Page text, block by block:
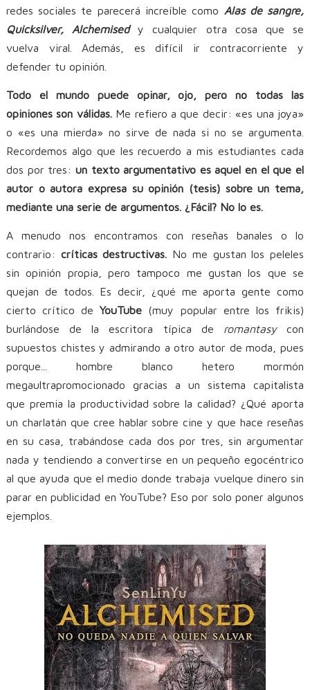
redes sociales te parecerá increíble como Alas de sangre,
Quicksilver, Alchemisedy cualquier otra cosa que se
vuelva viral. Además, es difícil ir contracorriente y
defender tu opinión.
Todo el mundo puede opinar, ojo, pero no todas las
opiniones son válidas. Me refiero a que decir: «es una joya»
o «es una mierda» no sirve de nada si no se argumenta.
Recordemos algo que les recuerdo a mis estudiantes cada
dos por tres: un texto argumentativo es aquel en el que el
autor o autora expresa su opinión (tesis) sobre un tema,
mediante una serie de argumentos. ¿Fácil? No lo es.
A menudo nos encontramos con reseñas banales o lo
contrario: críticas destructivas. No me gustan los peleles
sin opinión propia, pero tampoco me gustan los que se
quejan de todos. Es decir, ¿qué me aporta gente como
cierto crítico deYouTube (muy popular entre los frikis)
burlándose de la escritora típica de romantasy
con
supuestos chistes y admirando a otro autor de moda, pues
porque... hombre blanco hetero mormón
megaultrapromocionado gracias a un sistema capitalista
que premia la productividad sobre la calidad? ¿Qué aporta
un charlatán que cree hablar sobre cine y que hace reseñas
en su casa, trabándose cada dos por tres, sin argumentar
nada y tendiendo a convertirse en un pequeño egocéntrico
al que ayuda que el medio donde trabaja vuelque dinero sin
parar en publicidad en YouTube? Eso por solo poner algunos
ejemplos.